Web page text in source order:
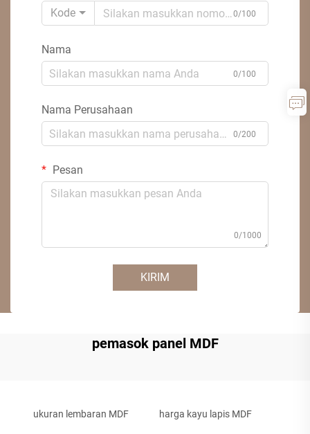
Kode
0/100
Nama
0/100
Nama Perusahaan
0/200
Pesan
0/1000
KIRIM
pemasok panel MDF
ukuran lembaran MDF harga kayu lapis MDF